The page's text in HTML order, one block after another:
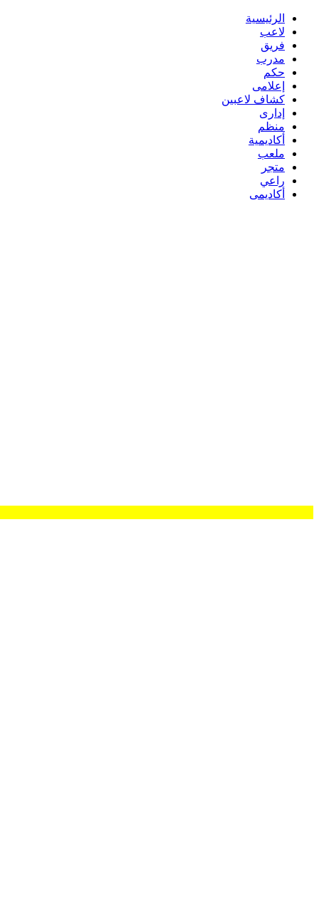
الرئيسية
لاعب
فريق
مدرب
حكم
إعلامى
كشاف لاعبين
إدارى
منظم
أكاديمية
ملعب
متجر
راعي
أكاديمى